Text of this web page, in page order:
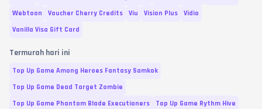
Webtoon
Voucher Cherry Credits Viu Vision Plus
Vidio
Vanilla Visa Gift Card
Termurah hari ini
Top Up Game Among Heroes Fantasy Samkok
Top Up Game Dead Target Zombie
Top Up Game Phantom Blade Executioners
Top Up Game Rythm Hive